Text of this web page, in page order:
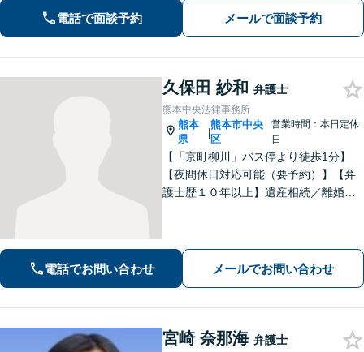
か、解決できるとしてどういった解決
策があるかご提案します。
電話で面談予約 メールで面談予約
久保田 紗和 弁護士
熊本中央法律事務所
熊本
県
|
熊本市中央
区
営業時間：本日定休
日
【「京町柳川」バス停より徒歩1分】
【夜間休日対応可能（要予約）】【弁
護士歴１０年以上】遺産相続／離婚・
す。お気軽にご相談ください。
電話でお問い合わせ メールでお問い合わせ
宮崎 奈那海 弁護士